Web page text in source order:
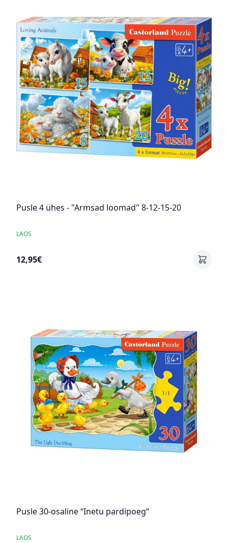
Pusle 4 ühes - "Armsad loomad" 8-12-15-20
LAOS
12,95€
Pusle 30-osaline “Inetu pardipoeg“
LAOS